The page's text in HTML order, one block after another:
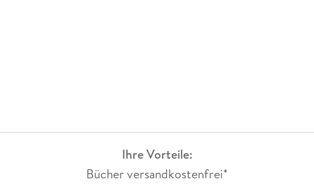
Ihre Vorteile:
Bücher versandkostenfrei*